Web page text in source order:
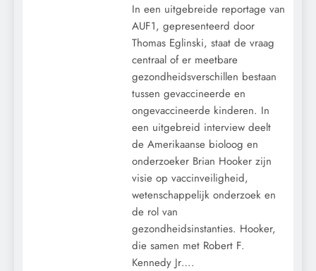
In een uitgebreide reportage van
AUF1, gepresenteerd door
Thomas Eglinski, staat de vraag
centraal of er meetbare
gezondheidsverschillen bestaan
tussen gevaccineerde en
ongevaccineerde kinderen. In
een uitgebreid interview deelt
de Amerikaanse bioloog en
onderzoeker Brian Hooker zijn
visie op vaccinveiligheid,
wetenschappelijk onderzoek en
de rol van
gezondheidsinstanties. Hooker,
die samen met Robert F.
Kennedy Jr….